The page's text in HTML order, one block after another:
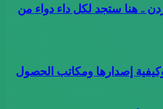
.. هنا ستجد لكل داء دواء من
إصدارها ومكاتب الحصول